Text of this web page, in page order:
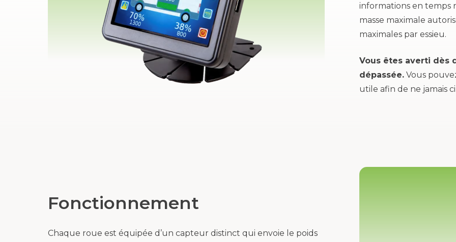
informations en temps
masse maximale
maximales par essieu.
Vous êtes averti dès
dépassée.Vous
utile afin de ne jamais
Fonctionnement
Chaque roue est équipée d’un capteur distinct qui envoie le poids